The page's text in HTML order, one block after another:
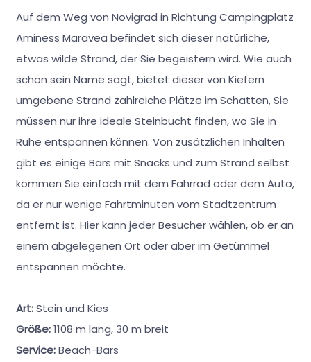
Auf dem Weg von Novigrad in Richtung Campingplatz
Aminess Maravea befindet sich dieser natürliche,
etwas wilde Strand, der Sie begeistern wird. Wie auch
schon sein Name sagt, bietet dieser von Kiefern
umgebene Strand zahlreiche Plätze im Schatten, Sie
müssen nur ihre ideale Steinbucht finden, wo Sie in
Ruhe entspannen können. Von zusätzlichen Inhalten
gibt es einige Bars mit Snacks und zum Strand selbst
kommen Sie einfach mit dem Fahrrad oder dem Auto,
da er nur wenige Fahrtminuten vom Stadtzentrum
entfernt ist. Hier kann jeder Besucher wählen, ob er an
einem abgelegenen Ort oder aber im Getümmel
entspannen möchte.
Art:Stein und Kies
Größe:1108 m lang, 30 m breit
Service:Beach-Bars